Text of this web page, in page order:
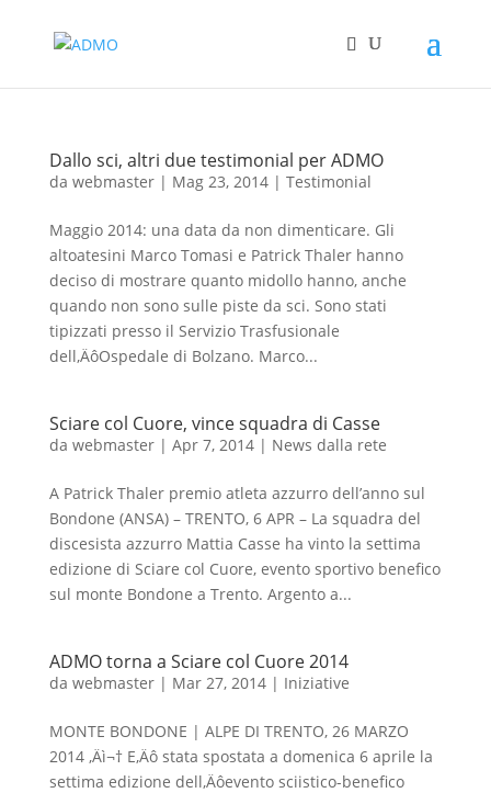
Dallo sci, altri due testimonial per ADMO
da webmaster| Mag 23, 2014| Testimonial
Maggio 2014: una data da non dimenticare. Gli
altoatesini Marco Tomasi e Patrick Thaler hanno
deciso di mostrare quanto midollo hanno, anche
quando non sono sulle piste da sci. Sono stati
tipizzati presso il Servizio Trasfusionale
dell‚ÄôOspedale di Bolzano. Marco...
Sciare col Cuore, vince squadra di Casse
da webmaster| Apr 7, 2014| News dalla rete
A Patrick Thaler premio atleta azzurro dell’anno sul
Bondone (ANSA) – TRENTO, 6 APR – La squadra del
discesista azzurro Mattia Casse ha vinto la settima
edizione di Sciare col Cuore, evento sportivo benefico
sul monte Bondone a Trento. Argento a...
ADMO torna a Sciare col Cuore 2014
da webmaster| Mar 27, 2014| Iniziative
MONTE BONDONE | ALPE DI TRENTO, 26 MARZO
2014 ‚Äì¬† E‚Äô stata spostata a domenica 6 aprile la
settima edizione dell‚Äôevento sciistico-benefico